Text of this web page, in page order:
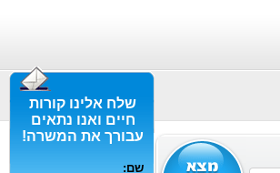
שלח אלינו קורות
חיים ואנו נתאים
עבורך את המשרה!
שם: